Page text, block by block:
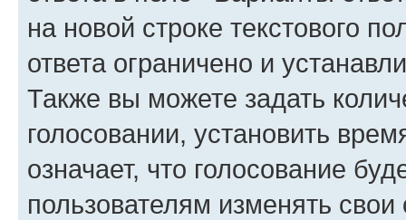
на новой строке текстового
ответа ограничено и
Также вы можете задать
голосовании, установить
означает, что голосование
пользователям изменять свои